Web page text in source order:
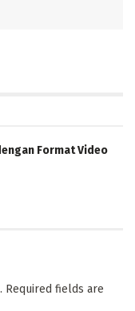
Format Video
Required fields are